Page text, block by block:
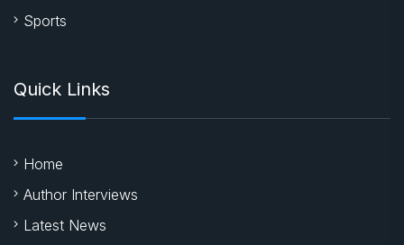
Sports
Quick Links
Home
Author Interviews
Latest News